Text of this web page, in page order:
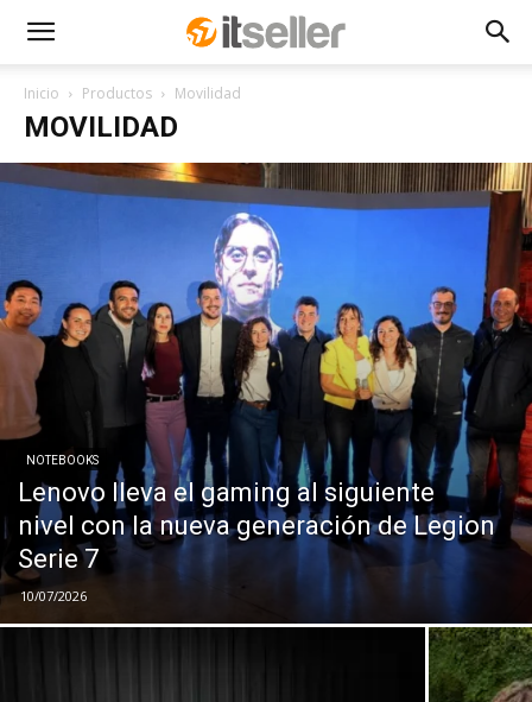
Inicio Productos Movilidad
MOVILIDAD
NOTEBOOKS
Lenovo lleva el gaming al siguiente
nivel con la nueva generación de Legion
Serie 7
10/07/2026